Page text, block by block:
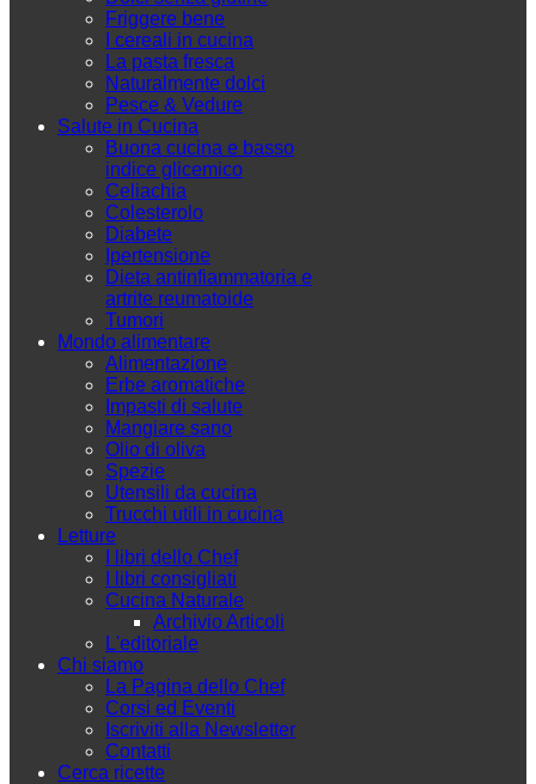
Friggere bene
I cereali in cucina
La pasta fresca
Naturalmente dolci
Pesce & Vedure
Salute in Cucina
Buona cucina e basso
indice glicemico
Celiachia
Colesterolo
Diabete
Ipertensione
Dieta antinfiammatoria e
artrite reumatoide
Tumori
Mondo alimentare
Alimentazione
Erbe aromatiche
Impasti di salute
Mangiare sano
Olio di oliva
Spezie
Utensili da cucina
Trucchi utili in cucina
Letture
I libri dello Chef
I libri consigliati
Cucina Naturale
Archivio Articoli
L'editoriale
Chi siamo
La Pagina dello Chef
Corsi ed Eventi
Iscriviti alla Newsletter
Contatti
Cerca ricette